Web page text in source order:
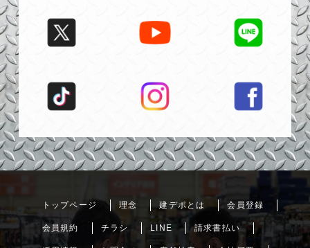
トップページ 理念 建デポとは 会員登録
会員規約 チラシ LINE 請求書払い